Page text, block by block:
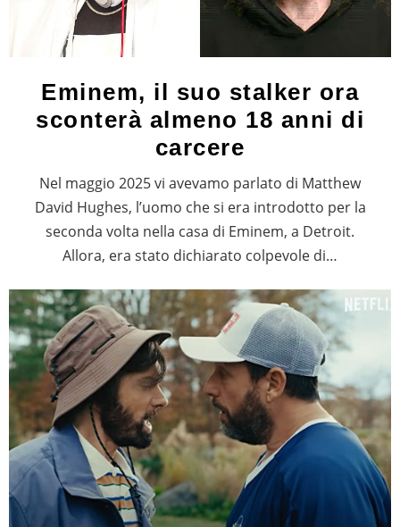
Eminem, il suo stalker ora
sconterà almeno 18 anni di
carcere
Nel maggio 2025 vi avevamo parlato di Matthew
David Hughes, l’uomo che si era introdotto per la
seconda volta nella casa di Eminem, a Detroit.
Allora, era stato dichiarato colpevole di…